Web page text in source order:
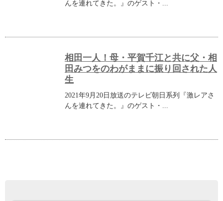
んを連れてきた。』のゲスト・...
相田一人！母・平賀千江と共に父・相
田みつをのわがままに振り回された人
生
2021年9月20日放送のテレビ朝日系列『激レアさ
んを連れてきた。』のゲスト・...